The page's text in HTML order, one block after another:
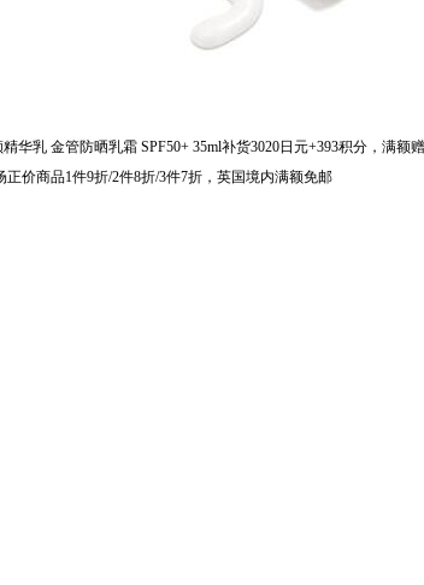
华乳 金管防晒乳霜 SPF50+ 35ml补货3020日元+393积分，满额
正价商品1件9折/2件8折/3件7折，英国境内满额免邮